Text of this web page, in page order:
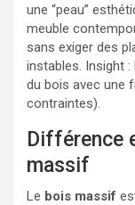
une “peau”
meuble
sans exiger des
instables. Insight :
du bois avec une
contraintes).
Différence
massif
Le bois massif